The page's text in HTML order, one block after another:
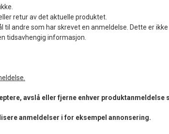
retur av det aktuelle produktet.
andre som har skrevet en anmeldelse. Dette er ikke
tidsavhengig informasjon.
avslå eller fjerne enhver
anmeldelser i for eksempel annonsering.